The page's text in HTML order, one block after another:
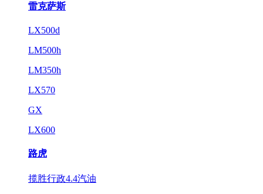
雷克萨斯
LX500d
LM500h
LM350h
LX570
GX
LX600
路虎
揽胜行政4.4汽油